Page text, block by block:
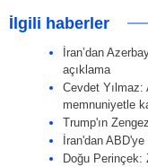
İlgili haberler
İran’dan
açıklama
Cevdet Yılmaz:
memnuniyetle
Trump'ın
İran'dan
Doğu Perinçek: